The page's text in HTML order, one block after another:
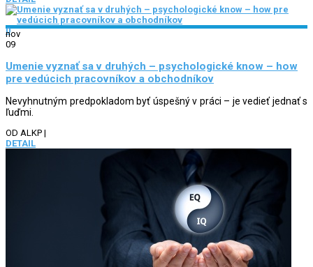
0
nov
09
Umenie vyznať sa v druhých – psychologické know – how
pre vedúcich pracovníkov a obchodníkov
Nevyhnutným predpokladom byť úspešný v práci – je vedieť jednať s
ľuďmi.
OD ALKP |
DETAIL